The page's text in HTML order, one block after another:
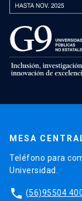
MESA
Teléfono para
Universidad.
phone (56)95504